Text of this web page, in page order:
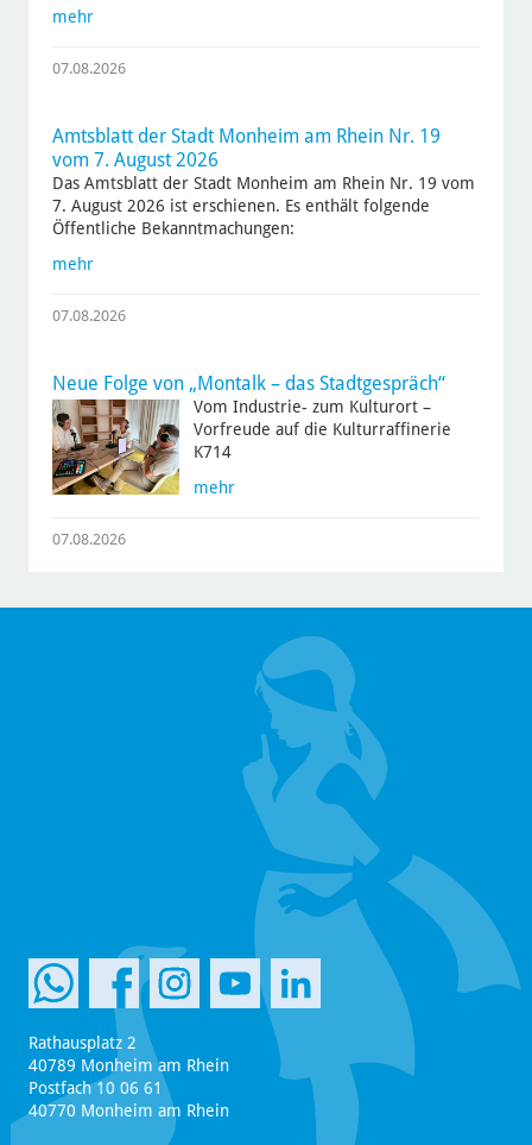
mehr
07.08.2026
Amtsblatt der Stadt Monheim am Rhein Nr. 19
vom 7. August 2026
Das Amtsblatt der Stadt Monheim am Rhein Nr. 19 vom
7. August 2026 ist erschienen. Es enthält folgende
Öffentliche Bekanntmachungen:
mehr
07.08.2026
Neue Folge von „Montalk – das Stadtgespräch“
Vom Industrie- zum Kulturort –
Vorfreude auf die Kulturraffinerie
K714
mehr
07.08.2026
Rathausplatz 2
40789 Monheim am Rhein
Postfach 10 06 61
40770 Monheim am Rhein